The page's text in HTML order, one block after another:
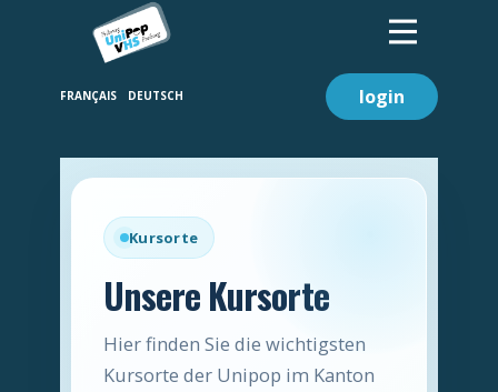
login
Kursorte
Unsere Kursorte
Hier finden Sie die wichtigsten
Kursorte der Unipop im Kanton